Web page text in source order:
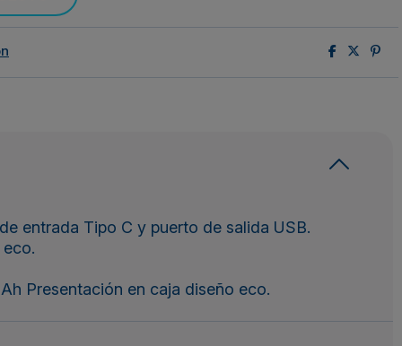
entrada Tipo C y puerto de salida USB.
Presentación en caja diseño eco.